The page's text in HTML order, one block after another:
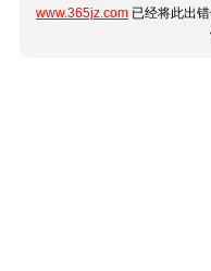
www.365jz.com 已经将此出